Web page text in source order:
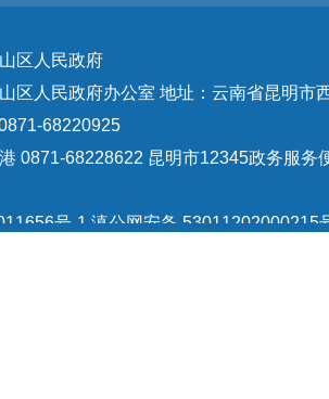
区人民政府
区人民政府办公室 地址：云南省昆明市
68220925
0871-68228622 昆明市12345政务服务
号-1 滇公网安备 53011202000215